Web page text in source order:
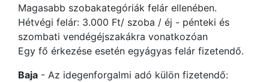
Magasabb szobakategóriák felár ellenében.
Hétvégi felár: 3.000 Ft/ szoba / éj - pénteki és
szombati vendégéjszakákra vonatkozóan
Egy fő érkezése esetén egyágyas felár fizetendő.
Baja - Az idegenforgalmi adó külön fizetendő: